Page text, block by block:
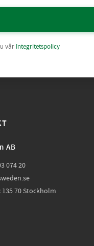
vår Integritetspolicy
AB
074 20
70 Stockholm